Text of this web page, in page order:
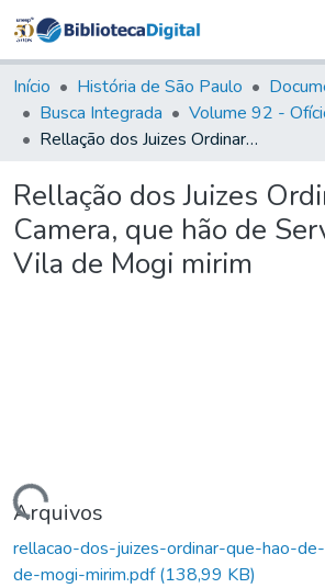
&
Coleções
Tudo na
Biblioteca
Estatísticas
Início História de São Paulo
Busca Integrada
Rellação dos Juizes Ordinarios da Camera, que hão de Servir na nova Vila de Mogi mirim
Rellação dos Juizes
Camera, que hão de
Vila de Mogi mirim
Carregando...
Arquivos
rellacao-dos-juizes-ordinar-que-hao-
de-mogi-mirim.pdf(138,99 KB)